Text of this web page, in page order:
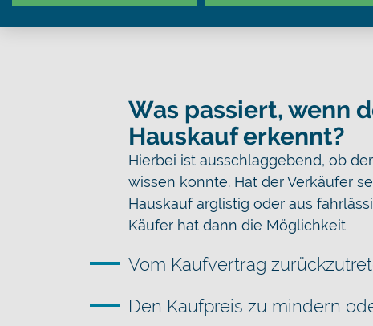
geltend machen kann.
Was passiert, wenn
Hauskauf erkennt?
Hierbei ist ausschlaggebend, ob
wissen konnte. Hat der Verkäufer
Hauskauf arglistig oder aus
Käufer hat dann die Möglichkeit
Vom Kaufvertrag
Den Kaufpreis zu mindern